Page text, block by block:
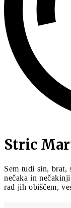
Stric
Sem tudi sin,
nečaka in
rad jih obiščem,